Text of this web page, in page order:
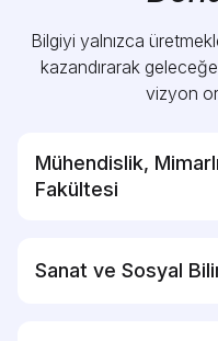
Bilgiyi yalnızca
kazandırarak
vizyon
Mühendislik,
Fakültesi
Sanat ve Sosyal